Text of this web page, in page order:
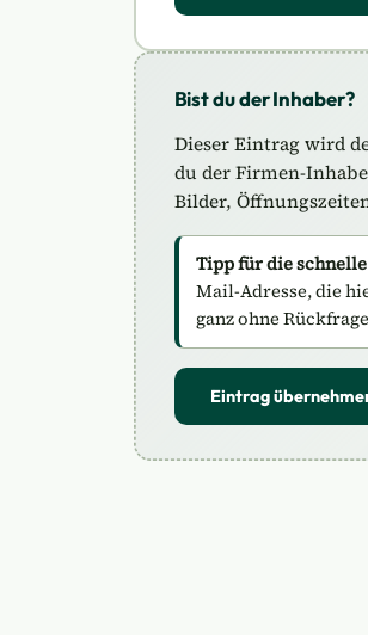
Bist du der Inhaber?
Dieser Eintrag wird
du der Firmen-
Bilder,
Tipp für die
Mail-Adresse, die
ganz ohne
Eintrag